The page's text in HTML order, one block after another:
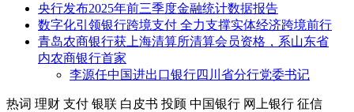
央行发布2025年前三季度金融统计数据报告
数字化引领银行跨境支付 全力支撑实体经济跨境前行
青岛农商银行获上海清算所清算会员资格，系山东省
内农商银行首家
李源任中国进出口银行四川省分行党委书记
热词 理财 支付 银联 白皮书 投顾 中国银行 网上银行 征信